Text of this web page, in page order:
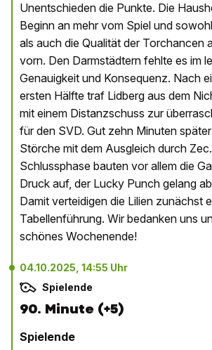
Unentschieden die Punkte. Die
Beginn an mehr vom Spiel und
als auch die Qualität der Torchancen
vorn. Den Darmstädtern fehlte es im
Genauigkeit und Konsequenz. Nach
ersten Hälfte traf Lidberg aus dem
mit einem Distanzschuss zur
für den SVD. Gut zehn Minuten
Störche mit dem Ausgleich durch
Schlussphase bauten vor allem die
Druck auf, der Lucky Punch gelang
Damit verteidigen die Lilien zunächst
Tabellenführung. Wir bedanken uns
schönes Wochenende!
04.10.2025, 14:55 Uhr
Spielende
90. Minute (+5)
Spielende